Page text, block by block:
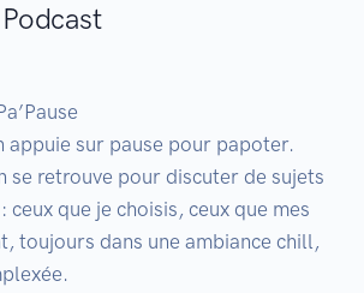
appuie sur pause pour papoter.
se retrouve pour discuter de sujets
ceux que je choisis, ceux que mes
toujours dans une ambiance chill,